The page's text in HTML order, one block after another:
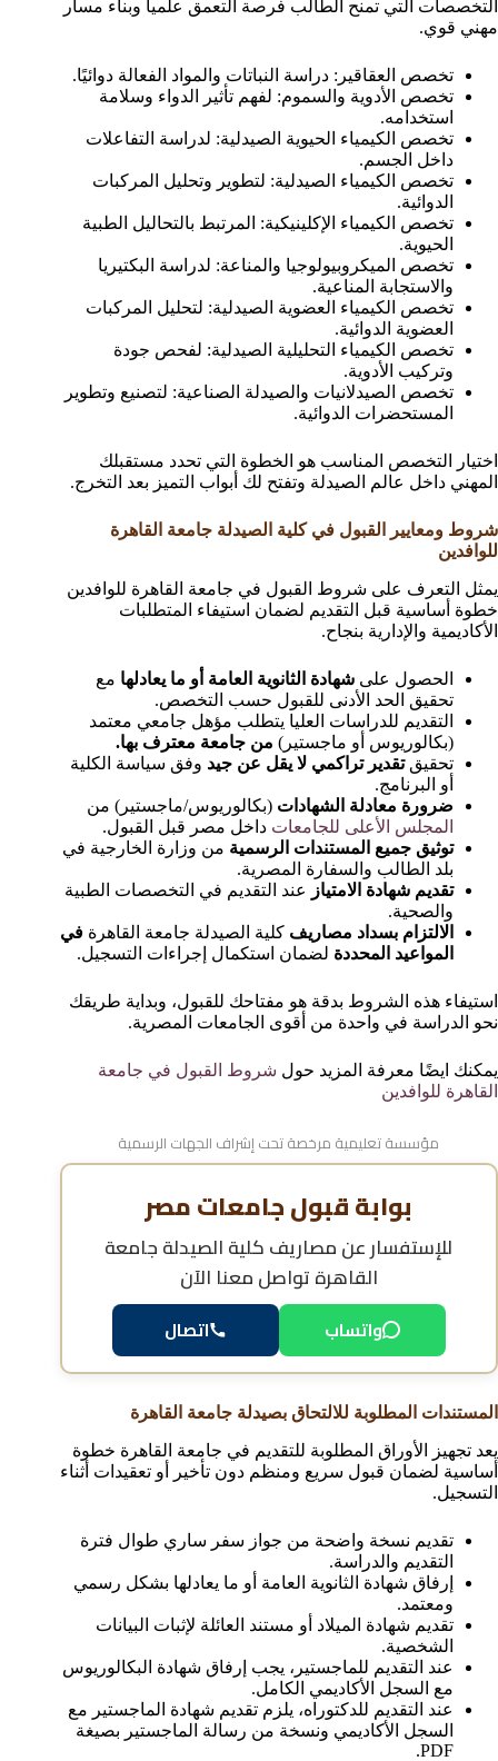
التخصصات التي تمنح الطالب فرصة التعمق علميا وبناء مسار
مهني قوي.
تخصص العقاقير: دراسة النباتات والمواد الفعالة دوائيًا.
تخصص الأدوية والسموم: لفهم تأثير الدواء وسلامة
استخدامه.
تخصص الكيمياء الحيوية الصيدلية: لدراسة التفاعلات
داخل الجسم.
تخصص الكيمياء الصيدلية: لتطوير وتحليل المركبات
الدوائية.
تخصص الكيمياء الإكلينيكية: المرتبط بالتحاليل الطبية
الحيوية.
تخصص الميكروبيولوجيا والمناعة: لدراسة البكتيريا
والاستجابة المناعية.
تخصص الكيمياء العضوية الصيدلية: لتحليل المركبات
العضوية الدوائية.
تخصص الكيمياء التحليلية الصيدلية: لفحص جودة
وتركيب الأدوية.
تخصص الصيدلانيات والصيدلة الصناعية: لتصنيع وتطوير
المستحضرات الدوائية.
اختيار التخصص المناسب هو الخطوة التي تحدد مستقبلك
المهني داخل عالم الصيدلة وتفتح لك أبواب التميز بعد التخرج.
شروط ومعايير القبول في كلية الصيدلة جامعة القاهرة
للوافدين
يمثل التعرف على شروط القبول في جامعة القاهرة للوافدين
خطوة أساسية قبل التقديم لضمان استيفاء المتطلبات
الأكاديمية والإدارية بنجاح.
الحصول على شهادة الثانوية العامة أو ما يعادلها مع
تحقيق الحد الأدنى للقبول حسب التخصص.
التقديم للدراسات العليا يتطلب مؤهل جامعي معتمد
(بكالوريوس أو ماجستير) من جامعة معترف بها.
تحقيقتقدير تراكمي لا يقل عن جيد وفق سياسة الكلية
أو البرنامج.
ضرورة معادلة الشهادات (بكالوريوس/ماجستير) من
المجلس الأعلى للجامعات داخل مصر قبل القبول.
توثيق جميع المستندات الرسمية من وزارة الخارجية في
بلد الطالب والسفارة المصرية.
تقديم شهادة الامتياز عند التقديم في التخصصات الطبية
والصحية.
الالتزام بسداد مصاريف كلية الصيدلة جامعة القاهرة في
المواعيد المحددة لضمان استكمال إجراءات التسجيل.
استيفاء هذه الشروط بدقة هو مفتاحك للقبول، وبداية طريقك
نحو الدراسة في واحدة من أقوى الجامعات المصرية.
يمكنك ايضًا معرفة المزيد حول شروط القبول في جامعة
القاهرة للوافدين
مؤسسة تعليمية مرخصة تحت إشراف الجهات الرسمية
بوابة قبول جامعات مصر
للإستفسار عنمصاريف كلية الصيدلة جامعة
القاهرةتواصل معنا الآن
واتساب اتصال
المستندات المطلوبة للالتحاق بصيدلة جامعة القاهرة
يعد تجهيز الأوراق المطلوبة للتقديم في جامعة القاهرة خطوة
أساسية لضمان قبول سريع ومنظم دون تأخير أو تعقيدات أثناء
التسجيل.
تقديم نسخة واضحة من جواز سفر ساري طوال فترة
التقديم والدراسة.
إرفاق شهادة الثانوية العامة أو ما يعادلها بشكل رسمي
ومعتمد.
تقديم شهادة الميلاد أو مستند العائلة لإثبات البيانات
الشخصية.
عند التقديم للماجستير، يجب إرفاق شهادة البكالوريوس
مع السجل الأكاديمي الكامل.
عند التقديم للدكتوراه، يلزم تقديم شهادة الماجستير مع
السجل الأكاديمي ونسخة من رسالة الماجستير بصيغة
PDF.